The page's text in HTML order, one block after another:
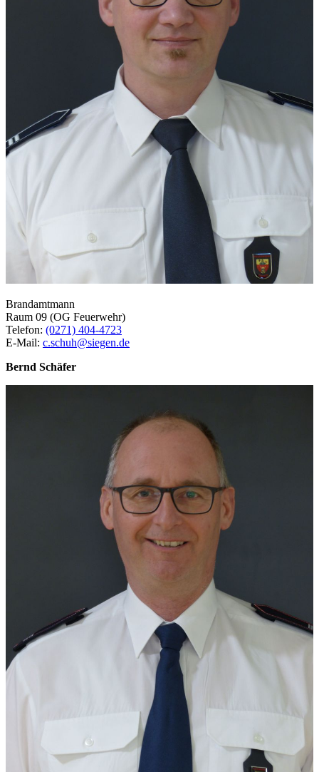
Brandamtmann
Raum 09 (OG Feuerwehr)
Telefon: (0271) 404-4723
E-Mail: c.schuh@siegen.de
Bernd Schäfer